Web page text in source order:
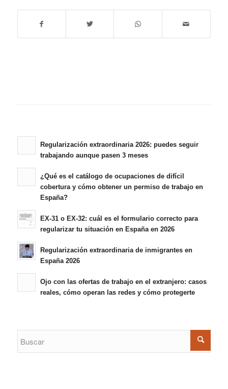
Regularización extraordinaria 2026: puedes seguir
trabajando aunque pasen 3 meses
¿Qué es el catálogo de ocupaciones de difícil
cobertura y cómo obtener un permiso de trabajo en
España?
EX-31 o EX-32: cuál es el formulario correcto para
regularizar tu situación en España en 2026
Regularización extraordinaria de inmigrantes en
España 2026
Ojo con las ofertas de trabajo en el extranjero: casos
reales, cómo operan las redes y cómo protegerte